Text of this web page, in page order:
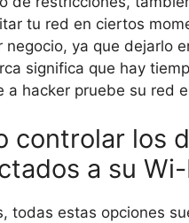
tu red en ciertos
negocio, ya que dejarlo
significa que hay
a hacker pruebe su red
controlar los
a su
todas estas opciones